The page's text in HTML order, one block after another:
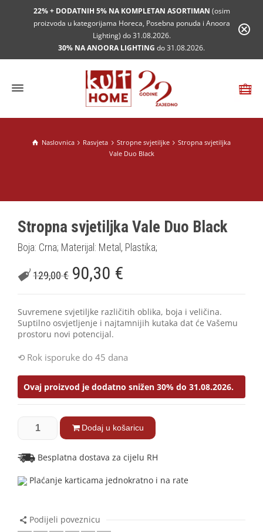
22% + DODATNIH 5% NA KOMPLETAN ASORTIMAN (osim
proizvoda u kategorijama Horeca, Posebna ponuda i Anoora
Lighting) do 31.08.2026.
30% NA ANOORA LIGHTING do 31.08.2026.
Naslovnica Rasvjeta Stropne svjetiljke
Stropna svjetiljka
Vale Duo Black
Stropna svjetiljka Vale Duo Black
Boja: Crna; Materijal: Metal, Plastika;
129,00€ 90,30 €
Suvremene svjetiljke različitih oblika, boja i veličina.
Suptilno osvjetljenje i najtamnijih kutaka dat će Vašemu
prostoru novi potencijal.
Rok isporuke do 45 dana
Ovaj proizvod je dodatno snižen 30% do 31.08.2026.
Dodaj u košaricu
Besplatna dostava za cijelu RH
Plaćanje karticama jednokratno i na rate
Podijeli poveznicu